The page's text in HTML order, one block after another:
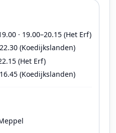
· 19.00–20.15 (Het Erf)
(Koedijkslanden)
(Het Erf)
(Koedijkslanden)